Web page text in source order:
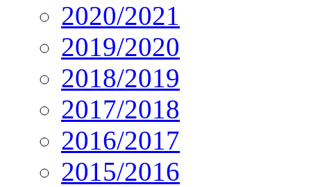
2020/2021
2019/2020
2018/2019
2017/2018
2016/2017
2015/2016